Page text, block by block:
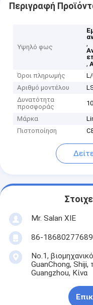
Περιγραφή
Υψηλό φως
,
,
Όροι πληρωμής
Αριθμό μοντέλου
Δυνατότητα
προσφοράς
Μάρκα
Πιστοποίηση
Mr. Salan XIE
86-18680277689
No.1,
GuanChong,
Guangzhou, Κίνα